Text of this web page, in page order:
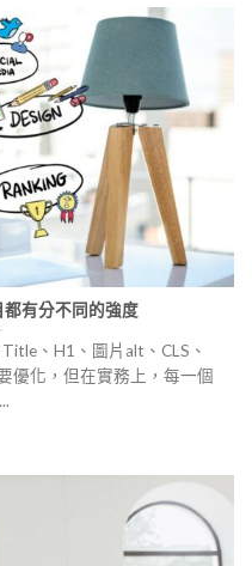
都有分不同的強度
、H1、圖片alt、CLS、
優化，但在實務上，每一個